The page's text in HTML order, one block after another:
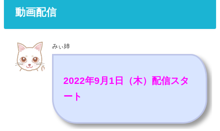
動画配信
みぃ姉
2022年9月1日（木）配信スタ
ート